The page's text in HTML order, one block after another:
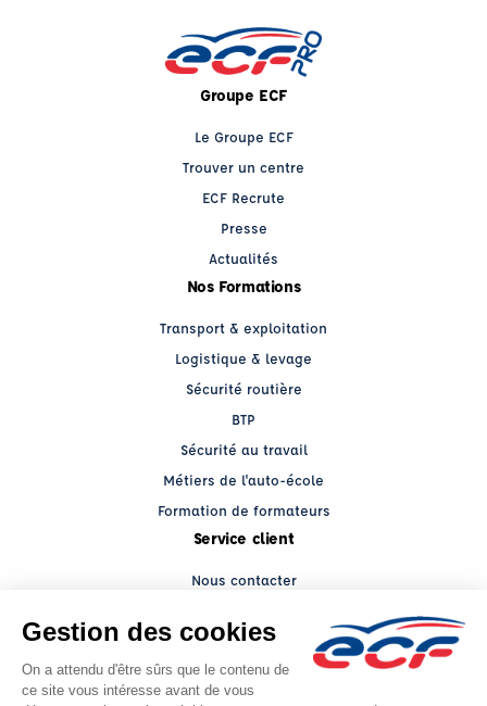
Groupe ECF
Le Groupe ECF
Trouver un centre
ECF Recrute
Presse
Actualités
Nos Formations
Transport & exploitation
Logistique & levage
Sécurité routière
BTP
Sécurité au travail
Métiers de l'auto-école
Formation de formateurs
Service client
Nous contacter
Espace client
Grands comptes